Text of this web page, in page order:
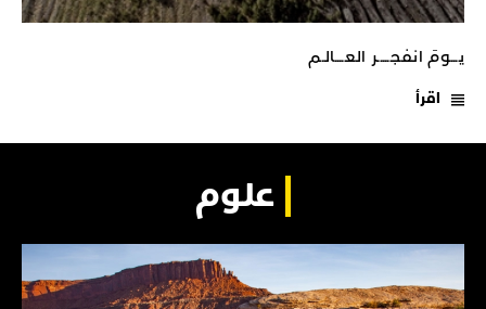
يـــومَ انفجـــــر العــــالـم
اقرأ
علوم